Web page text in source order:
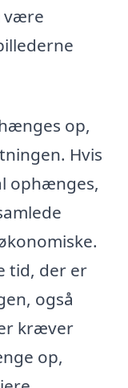
være
op,
Hvis
ophænges,
tid, der er
også
kræver
op,